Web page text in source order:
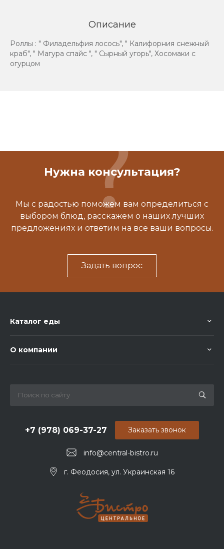
Описание
Роллы : " Филадельфия лосось", " Калифорния снежный
краб", " Магура спайс ", " Сырный угорь", Хосомаки с
огурцом
Нужна консультация?
Мы с радостью поможем вам определиться с
выбором блюд, расскажем о наших лучших
предложениях и ответим на все ваши вопросы.
Задать вопрос
Каталог еды
О компании
info@central-bistro.ru
+7 (978) 069-37-27
г. Феодосия, ул. Украинская 16
Заказать звонок